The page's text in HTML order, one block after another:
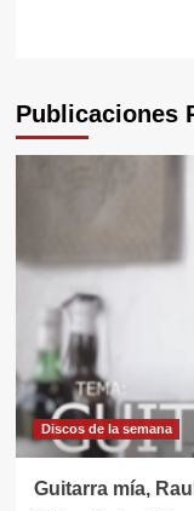
Publicaciones
Discos de la semana
Guitarra mía,